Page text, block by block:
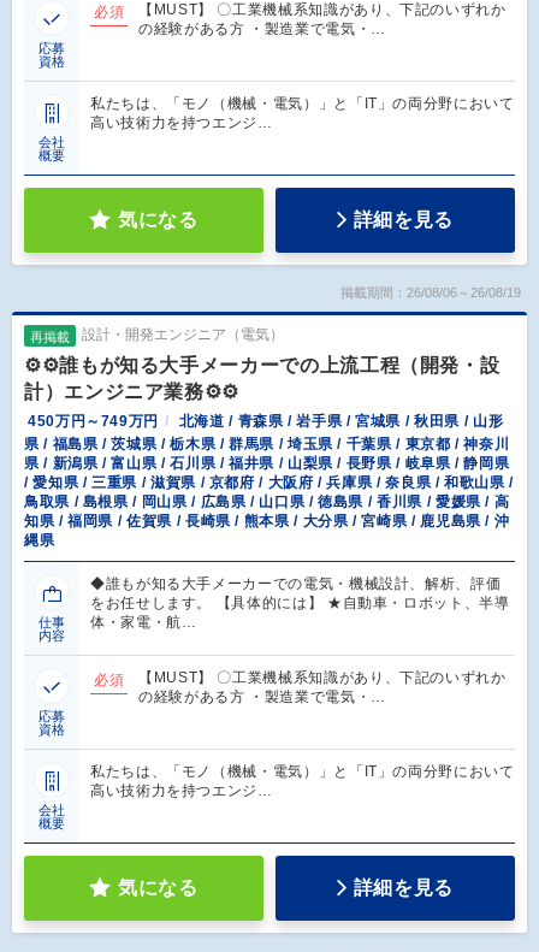
応募
資格
必須
【MUST】 〇工業機械系知識があり、下記のいずれか
の経験がある方 ・製造業で電気・…
会社
概要
私たちは、「モノ（機械・電気）」と「IT」の両分野において
高い技術力を持つエンジ…
気になる 詳細を見る
掲載期間：26/08/06～26/08/19
再掲載 設計・開発エンジニア（電気）
⚙️⚙️誰もが知る大手メーカーでの上流工程（開発・設
計）エンジニア業務⚙️⚙️
450万円～749万円
北海道 / 青森県 / 岩手県 / 宮城県 / 秋田県 / 山形
県 / 福島県 / 茨城県 / 栃木県 / 群馬県 / 埼玉県 / 千葉県 / 東京都 / 神奈川
県 / 新潟県 / 富山県 / 石川県 / 福井県 / 山梨県 / 長野県 / 岐阜県 / 静岡県
/ 愛知県 / 三重県 / 滋賀県 / 京都府 / 大阪府 / 兵庫県 / 奈良県 / 和歌山県 /
鳥取県 / 島根県 / 岡山県 / 広島県 / 山口県 / 徳島県 / 香川県 / 愛媛県 / 高
知県 / 福岡県 / 佐賀県 / 長崎県 / 熊本県 / 大分県 / 宮崎県 / 鹿児島県 / 沖
縄県
仕事
内容
◆誰もが知る大手メーカーでの電気・機械設計、解析、評価
をお任せします。 【具体的には】 ★自動車・ロボット、半導
体・家電・航…
応募
資格
必須
【MUST】 〇工業機械系知識があり、下記のいずれか
の経験がある方 ・製造業で電気・…
会社
概要
私たちは、「モノ（機械・電気）」と「IT」の両分野において
高い技術力を持つエンジ…
気になる 詳細を見る